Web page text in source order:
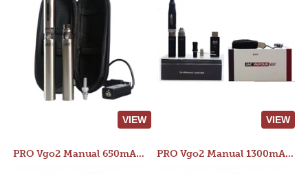
VIEW VIEW
PRO Vgo2 Manual 650mAh Kit PRO Vgo2 Manual 1300mAh Kit